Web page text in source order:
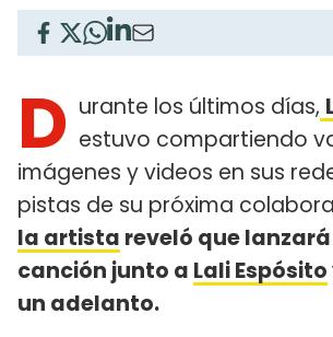
D urante los últimos días,
estuvo compartiendo
imágenes y videos en sus
pistas de su próxima
la artista reveló que
canción junto a Lali Espósito
un adelanto.